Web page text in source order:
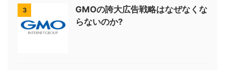
3
GMOの誇大広告戦略はなぜなくな
らないのか?